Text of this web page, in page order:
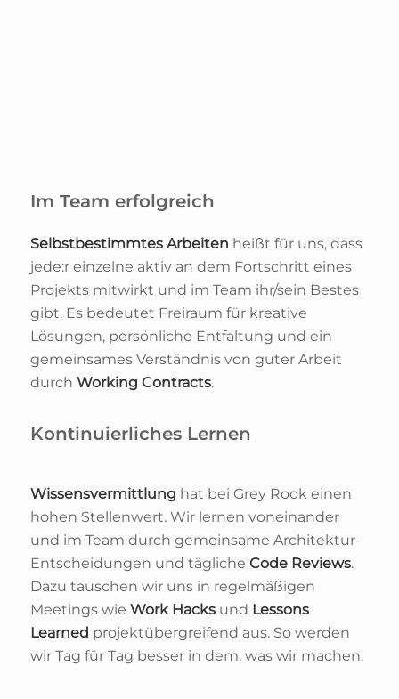
Im Team erfolgreich
Selbstbestimmtes Arbeiten heißt für uns, dass
jede:r einzelne aktiv an dem Fortschritt eines
Projekts mitwirkt und im Team ihr/sein Bestes
gibt. Es bedeutet Freiraum für kreative
Lösungen, persönliche Entfaltung und ein
gemeinsames Verständnis von guter Arbeit
durch Working Contracts.
Kontinuierliches Lernen
Wissensvermittlung hat bei Grey Rook einen
hohen Stellenwert. Wir lernen voneinander
und im Team durch gemeinsame Architektur-
Entscheidungen und tägliche Code Reviews.
Dazu tauschen wir uns in regelmäßigen
Meetings wie Work Hacks und Lessons
Learned projektübergreifend aus. So werden
wir Tag für Tag besser in dem, was wir machen.